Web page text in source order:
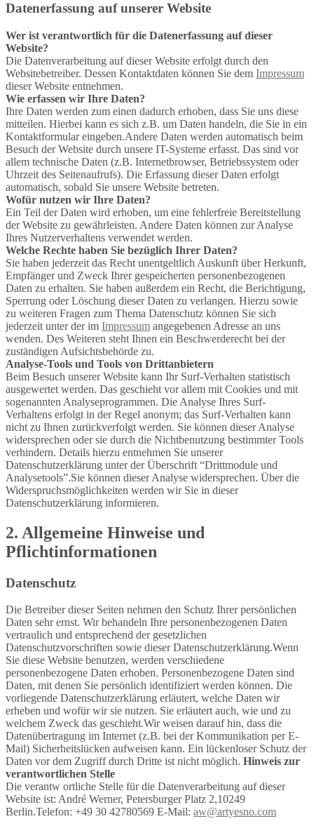
Datenerfassung auf unserer Website
Wer ist verantwortlich für die Datenerfassung auf dieser
Website?
Die Datenverarbeitung auf dieser Website erfolgt durch den
Websitebetreiber. Dessen Kontaktdaten können Sie dem Impressum
dieser Website entnehmen.
Wie erfassen wir Ihre Daten?
Ihre Daten werden zum einen dadurch erhoben, dass Sie uns diese
mitteilen. Hierbei kann es sich z.B. um Daten handeln, die Sie in ein
Kontaktformular eingeben.Andere Daten werden automatisch beim
Besuch der Website durch unsere IT-Systeme erfasst. Das sind vor
allem technische Daten (z.B. Internetbrowser, Betriebssystem oder
Uhrzeit des Seitenaufrufs). Die Erfassung dieser Daten erfolgt
automatisch, sobald Sie unsere Website betreten.
Wofür nutzen wir Ihre Daten?
Ein Teil der Daten wird erhoben, um eine fehlerfreie Bereitstellung
der Website zu gewährleisten. Andere Daten können zur Analyse
Ihres Nutzerverhaltens verwendet werden.
Welche Rechte haben Sie bezüglich Ihrer Daten?
Sie haben jederzeit das Recht unentgeltlich Auskunft über Herkunft,
Empfänger und Zweck Ihrer gespeicherten personenbezogenen
Daten zu erhalten. Sie haben außerdem ein Recht, die Berichtigung,
Sperrung oder Löschung dieser Daten zu verlangen. Hierzu sowie
zu weiteren Fragen zum Thema Datenschutz können Sie sich
jederzeit unter der im Impressum angegebenen Adresse an uns
wenden. Des Weiteren steht Ihnen ein Beschwerderecht bei der
zuständigen Aufsichtsbehörde zu.
Analyse-Tools und Tools von Drittanbietern
Beim Besuch unserer Website kann Ihr Surf-Verhalten statistisch
ausgewertet werden. Das geschieht vor allem mit Cookies und mit
sogenannten Analyseprogrammen. Die Analyse Ihres Surf-
Verhaltens erfolgt in der Regel anonym; das Surf-Verhalten kann
nicht zu Ihnen zurückverfolgt werden. Sie können dieser Analyse
widersprechen oder sie durch die Nichtbenutzung bestimmter Tools
verhindern. Details hierzu entnehmen Sie unserer
Datenschutzerklärung unter der Überschrift “Drittmodule und
Analysetools”.Sie können dieser Analyse widersprechen. Über die
Widerspruchsmöglichkeiten werden wir Sie in dieser
Datenschutzerklärung informieren.
2. Allgemeine Hinweise und
Pflichtinformationen
Datenschutz
Die Betreiber dieser Seiten nehmen den Schutz Ihrer persönlichen
Daten sehr ernst. Wir behandeln Ihre personenbezogenen Daten
vertraulich und entsprechend der gesetzlichen
Datenschutzvorschriften sowie dieser Datenschutzerklärung.Wenn
Sie diese Website benutzen, werden verschiedene
personenbezogene Daten erhoben. Personenbezogene Daten sind
Daten, mit denen Sie persönlich identifiziert werden können. Die
vorliegende Datenschutzerklärung erläutert, welche Daten wir
erheben und wofür wir sie nutzen. Sie erläutert auch, wie und zu
welchem Zweck das geschieht.Wir weisen darauf hin, dass die
Datenübertragung im Internet (z.B. bei der Kommunikation per E-
Mail) Sicherheitslücken aufweisen kann. Ein lückenloser Schutz der
Daten vor dem Zugriff durch Dritte ist nicht möglich. Hinweis zur
verantwortlichen Stelle
Die verantw ortliche Stelle für die Datenverarbeitung auf dieser
Website ist: André Werner, Petersburger Platz 2,10249
Berlin.Telefon: +49 30 42780569 E-Mail: aw@artyesno.com